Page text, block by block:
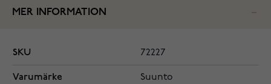
MER INFORMATION
SKU 72227
Varumärke Suunto